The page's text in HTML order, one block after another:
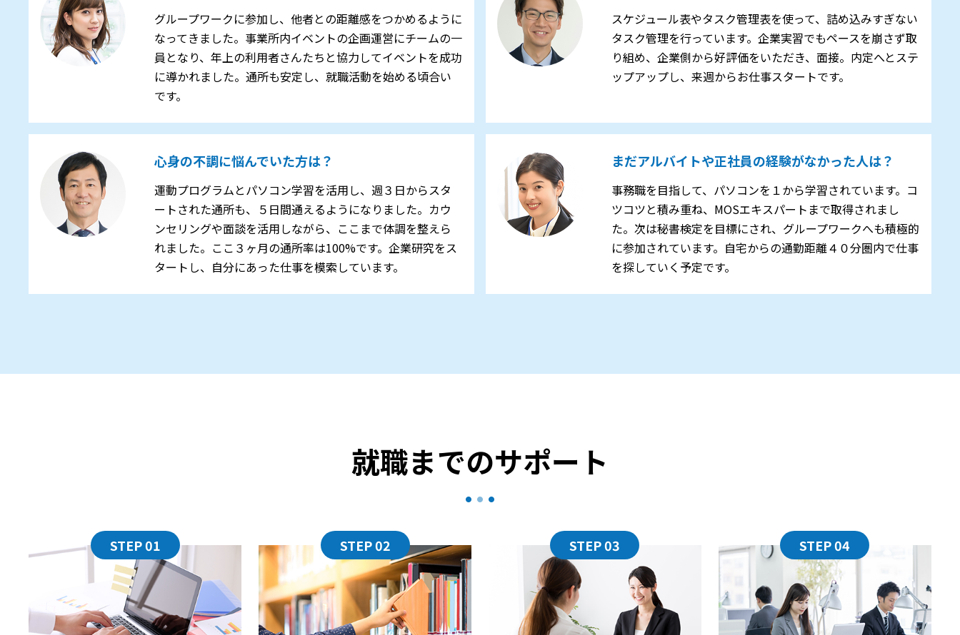
グループワークに参加し、他者との距離感をつかめるように
なってきました。事業所内イベントの企画運営にチームの一
員となり、年上の利用者さんたちと協力してイベントを成功
に導かれました。通所も安定し、就職活動を始める頃合い
です。
スケジュール表やタスク管理表を使って、詰め込みすぎない
タスク管理を行っています。企業実習でもペースを崩さず取
り組め、企業側から好評価をいただき、面接。内定へとステ
ップアップし、来週からお仕事スタートです。
心身の不調に悩んでいた方は？
運動プログラムとパソコン学習を活用し、週３日からスタ
ートされた通所も、５日間通えるようになりました。カウ
ンセリングや面談を活用しながら、ここまで体調を整えら
れました。ここ３ヶ月の通所率は100%です。企業研究をス
タートし、自分にあった仕事を模索しています。
まだアルバイトや正社員の経験がなかった人は？
事務職を目指して、パソコンを１から学習されています。コ
ツコツと積み重ね、MOSエキスパートまで取得されまし
た。次は秘書検定を目標にされ、グループワークへも積極的
に参加されています。自宅からの通勤距離４０分圏内で仕事
を探していく予定です。
就職までのサポート
STEP 01 STEP 02 STEP 03 STEP 04